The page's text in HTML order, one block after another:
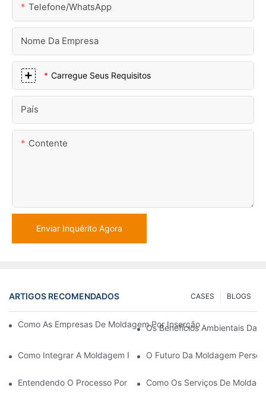
Telefone/WhatsApp
Nome Da Empresa
Carregue Seus Requisitos
País
Contente
Enviar Inquérito Agora
ARTIGOS RECOMENDADOS BLOGS
CASES
Como As Empresas De Moldagem Por Inserção Garantem
Os Benefícios Ambientais Da
Como Integrar A Moldagem Por Inserção De Plástico Ao Seu
O Futuro Da Moldagem
Entendendo O Processo Por Trás Da Moldagem Por Inserção
Como Os Serviços De